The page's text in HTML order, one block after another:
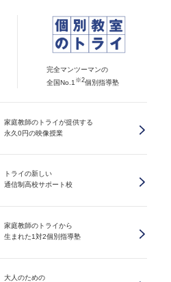
完全マンツーマンの
全国No.1 ※2個別指導塾
家庭教師のトライが提供する
永久0円の映像授業
トライの新しい
通信制高校サポート校
家庭教師のトライから
生まれた1対2個別指導塾
大人のための